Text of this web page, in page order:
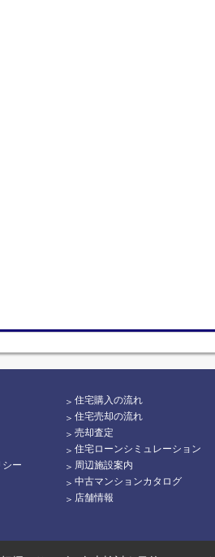
シー
住宅購入の流れ
住宅売却の流れ
売却査定
住宅ローンシミュレーション
周辺施設案内
中古マンションカタログ
店舗情報